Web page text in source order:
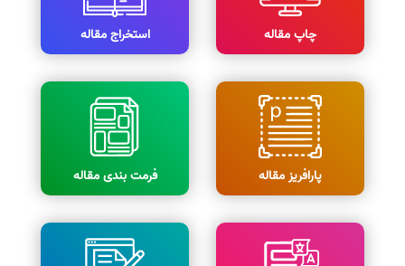
چاپ مقاله استخراج مقاله
پارافریز مقاله فرمت بندی مقاله